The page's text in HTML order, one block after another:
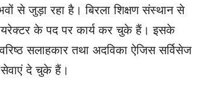
से जुड़ा रहा है। बिरला शिक्षण संस्थान से
के पद पर कार्य कर चुके हैं। इसके
सलाहकार तथा अदविका ऐजिस सर्विसेज
दे चुके हैं।